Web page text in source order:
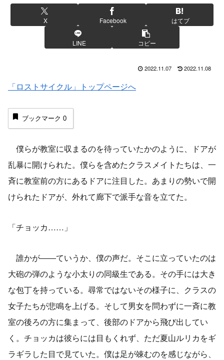
X Facebook はてブ
LINE コピー
2022.11.07 2022.11.08
「ロストサイクル」トップページへ
ブックマーク 0
僕らが教室に収まるのを待っていたかのように、ドアが
乱暴に開けられた。僕らを含めたクラスメイトたちは、一
斉に教室前の方にあるドアに注目した。あまりの勢いで開
けられたドアが、外れて廊下で派手な音を立てた。
「チョッカ……」
誰かが――ていうか、僕の声だ。そこに立っていたのは
大砲の弾のような小太りの同級生である。その手には大き
な包丁を持っている。尋常ではないその様子に、クラスの
女子たちが悲鳴を上げる。そして男女を問わずに一斉に教
室の後ろの方に集まって、後部のドアから飛び出してい
く。チョッカは彼らには目もくれず、ただ夏山ルリカをギ
ラギラした目で見ていた。僕は足が竦むのを感じながら、